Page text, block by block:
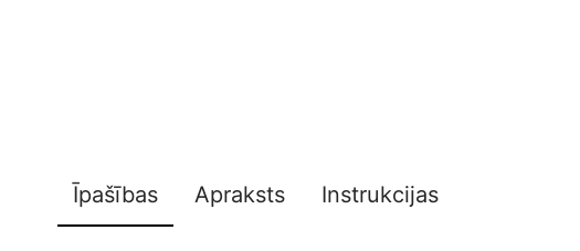
Īpašības Apraksts Instrukcijas